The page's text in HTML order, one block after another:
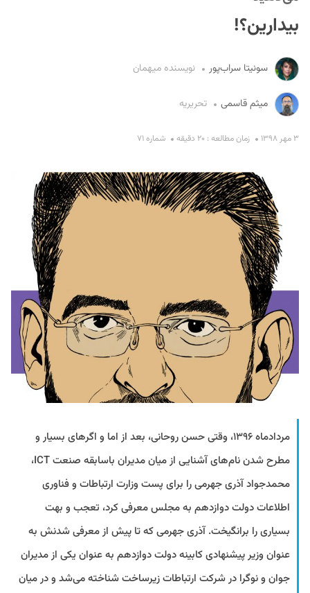
بیدارین؟!
سونیتا سراب‌پور نویسنده میهمان
میثم قاسمی تحریریه
۳ مهر ۱۳۹۸ زمان مطالعه : ۲۰ دقیقه شماره ۷۱
مردادماه ۱۳۹۶، وقتی حسن روحانی، بعد از اما و اگرهای بسیار و
مطرح شدن نام‌های آشنایی از میان مدیران باسابقه صنعت ICT،
محمد‌جواد آذری جهرمی را برای پست وزارت ارتباطات و فناوری
اطلاعات دولت دوازدهم به مجلس معرفی کرد، تعجب و بهت
بسیاری را برانگیخت. آذری جهرمی که تا پیش از معرفی شدنش به
عنوان وزیر پیشنهادی کابینه دولت دوازدهم به عنوان یکی از مدیران
جوان و نوگرا در شرکت‌ ارتباطات زیرساخت شناخته می‌‌شد و در میان